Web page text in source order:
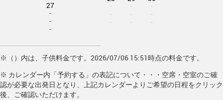
27
-
-
-
-
-
-
-
-
-
-
-
-
※（）内は、子供料金です。2026/07/06 15:51時点の料金です。
※ カレンダー内「予約する」の表記について・・・空席・空室のご確
認が必要な出発日となり、上記カレンダーよりご希望の日程をクリック
後、ご確認いただけます。